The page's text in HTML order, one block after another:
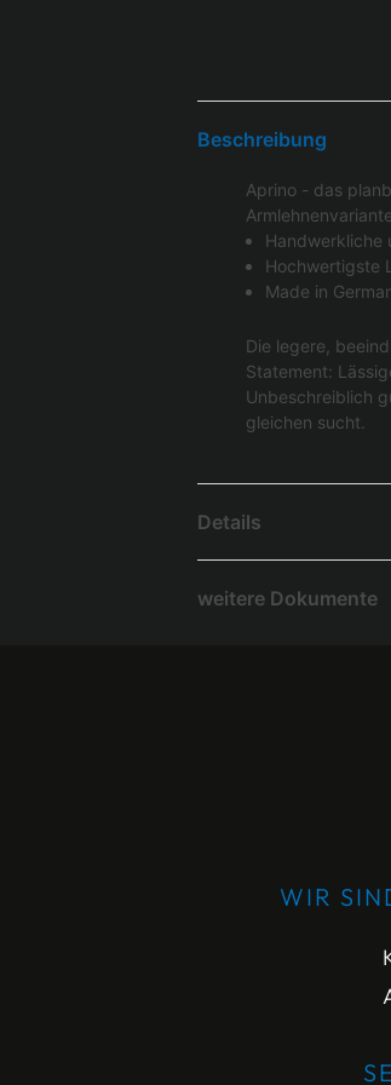
Beschreibung
Aprino - das
Handwerkliche
Hochwertigste
Made in
Die legere,
Statement:
Unbeschreiblich
gleichen sucht.
Details
weitere Dokumente
WIR